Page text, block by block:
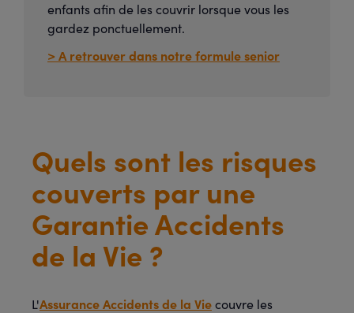
enfants afin de les couvrir lorsque vous les
gardez ponctuellement.
> A retrouver dans notre formule senior
Quels sont les risques
couverts par une
Garantie Accidents
de la Vie ?
L'Assurance Accidents de la Viecouvre les